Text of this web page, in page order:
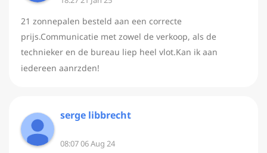
21 zonnepalen besteld aan een correcte
prijs.Communicatie met zowel de verkoop, als de
technieker en de bureau liep heel vlot.Kan ik aan
iedereen aanrzden!
serge libbrecht
08:07 06 Aug 24